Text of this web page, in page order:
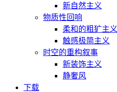
新自然主义
物质性回响
柔和的粗犷主义
触感极简主义
时空的重构叙事
新装饰主义
静奢风
下载